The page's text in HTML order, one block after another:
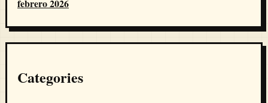
febrero 2026
Categories